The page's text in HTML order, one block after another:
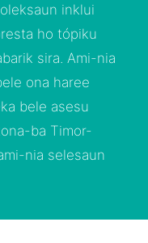
inklui
ho tópiku
sira. Ami-nia
ona haree
bele asesu
ba Timor-
nia selesaun